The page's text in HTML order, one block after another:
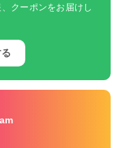
クーポンをお届けし